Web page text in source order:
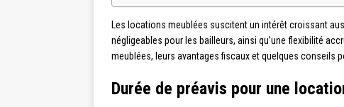
Les locations meublées suscitent un intérêt croissant
négligeables pour les bailleurs, ainsi qu’une flexibilité
meublées, leurs avantages fiscaux et quelques conseils
Durée de préavis pour une